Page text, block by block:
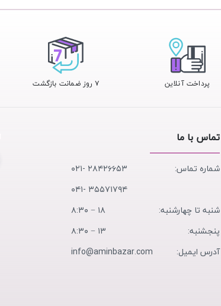
پرداخت آنلاین ۷ روز ضمانت بازگشت
تماس با ما
شماره تماس:
۲۸۴۲۶۶۵۳ -۰۲۱
۳۵۵۷۱۷۹۴ -۰۴۱
شنبه تا چهارشنبه:
۱۸ − ۸:۳۰
پنجشنبه:
۱۳ − ۸:۳۰
آدرس ایمیل:
info@aminbazar.com